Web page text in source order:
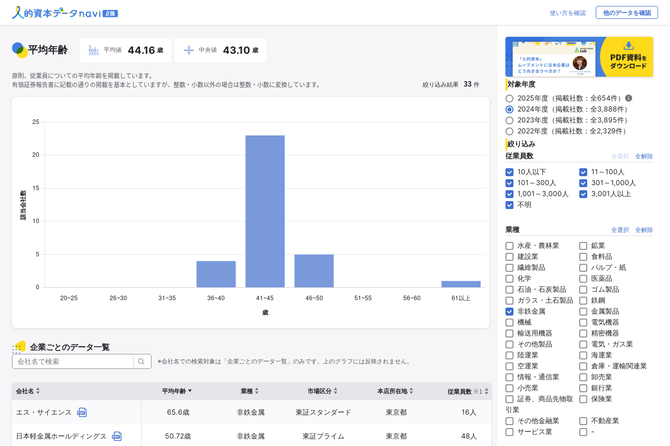
使い方を確認 他のデータを確認
平均年齢 平均値 44.16 歳 中央値 43.10 歳
原則、従業員についての平均年齢を掲載しています。
有価証券報告書に記載の通りの掲載を基本としていますが、整数・小数以外の場合は整数・小数に変換しています。
絞り込み結果 33 件
企業ごとのデータ一覧
※会社名での検索対象は「企業ごとのデータ一覧」のみです。上のグラフには反映されません。
会社名 平均年齢 業種 市場区分 本店所在地 従業員数 ※1 臨時従業員数 確認した有報締日
エス・サイエンス 65.6歳 非鉄金属 東証スタンダード 東京都 16人
日本軽金属ホールディングス 50.72歳 非鉄金属 東証プライム 東京都 48人 -
対象年度
2025年度（掲載社数：全654件）
2024年度（掲載社数：全3,888件）
2023年度（掲載社数：全3,895件）
2022年度（掲載社数：全2,329件）
絞り込み
従業員数
全選択 全解除
10人以下
11～100人
101～300人
301～1,000人
1,001～3,000人
3,001人以上
不明
業種 全選択 全解除
水産・農林業
鉱業
建設業
食料品
繊維製品
パルプ・紙
化学
医薬品
石油・石炭製品
ゴム製品
ガラス・土石製品
鉄鋼
非鉄金属
金属製品
機械
電気機器
輸送用機器
精密機器
その他製品
電気・ガス業
陸運業
海運業
空運業
倉庫・運輸関連業
情報・通信業
卸売業
小売業
銀行業
証券、商品先物取
引業
保険業
その他金融業
不動産業
サービス業
-